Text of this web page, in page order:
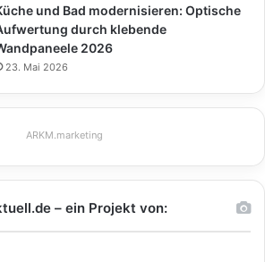
und Bad modernisieren: Optische
durch klebende
2026
23. Mai 2026
ARKM.marketing
– ein Projekt von: